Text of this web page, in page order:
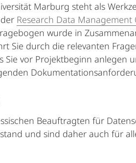
Marburg steht als
Research Data Management
wurde in
Sie durch die relevanten
Sie vor Projektbeginn anlegen
Beauftragten für
und sind daher auch für